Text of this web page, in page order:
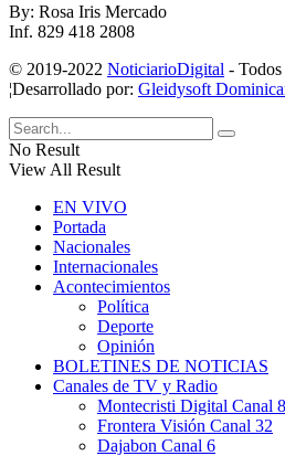
By: Rosa Iris Mercado
Inf. 829 418 2808
© 2019-2022 NoticiarioDigital - Todos
¦Desarrollado por: Gleidysoft
No Result
View All Result
EN VIVO
Portada
Nacionales
Internacionales
Acontecimientos
Política
Deporte
Opinión
BOLETINES DE NOTICIAS
Canales de TV y Radio
Montecristi Digital Canal 8
Frontera Visión Canal 32
Dajabon Canal 6